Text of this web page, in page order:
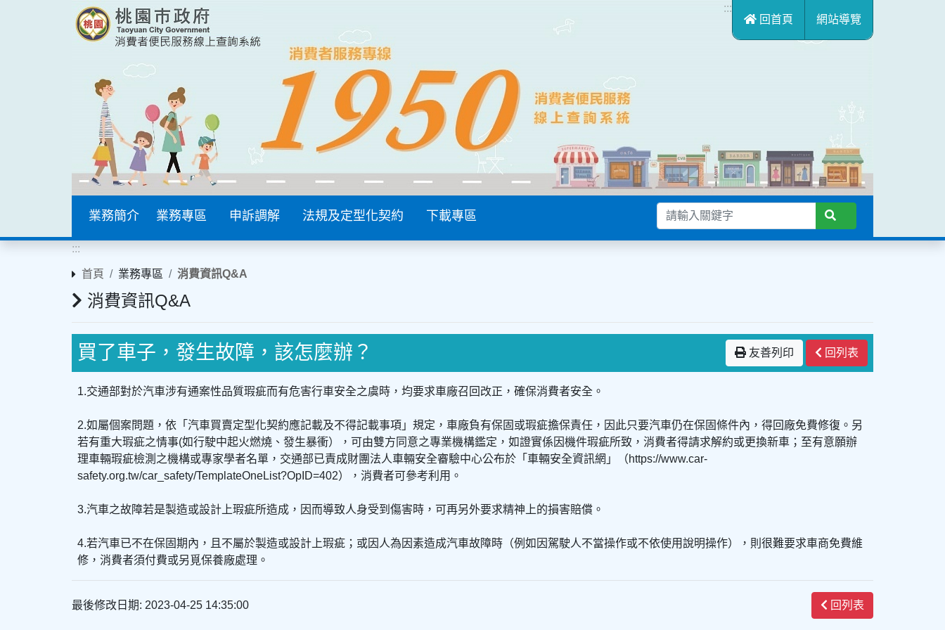
:::
回首頁
網站導覽
業務簡介 業務專區 申訴調解 法規及定型化契約 下載專區
:::
首頁 業務專區 消費資訊Q&A
消費資訊Q&A
買了車子，發生故障，該怎麼辦？ 友善列印 回列表
1.交通部對於汽車涉有通案性品質瑕疵而有危害行車安全之虞時，均要求車廠召回改正，確保消費者安全。
2.如屬個案問題，依「汽車買賣定型化契約應記載及不得記載事項」規定，車廠負有保固或瑕疵擔保責任，因此只要汽車仍在保固條件內，得回廠免費修復。另
若有重大瑕疵之情事(如行駛中起火燃燒、發生暴衝），可由雙方同意之專業機構鑑定，如證實係因機件瑕疵所致，消費者得請求解約或更換新車；至有意願辦
理車輛瑕疵檢測之機構或專家學者名單，交通部已責成財團法人車輛安全審驗中心公布於「車輛安全資訊網」（https://www.car-
safety.org.tw/car_safety/TemplateOneList?OpID=402），消費者可參考利用。
3.汽車之故障若是製造或設計上瑕疵所造成，因而導致人身受到傷害時，可再另外要求精神上的損害賠償。
4.若汽車已不在保固期內，且不屬於製造或設計上瑕疵；或因人為因素造成汽車故障時（例如因駕駛人不當操作或不依使用說明操作），則很難要求車商免費維
修，消費者須付費或另覓保養廠處理。
最後修改日期: 2023-04-25 14:35:00 回列表